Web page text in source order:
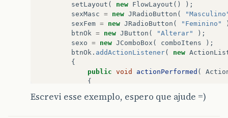
setLayout ( new FlowLayout ()
);
sexMasc = new JRadioButton (
sexFem = new JRadioButton ( "Feminino"
btnOk = new JButton ( "Alterar"
);
sexo = new JComboBox ( comboItens
);
btnOk . addActionListener( new
{
public void actionPerformed (
{
selecionaButton
}
Escrevi esse exemplo, espero que ajude =)